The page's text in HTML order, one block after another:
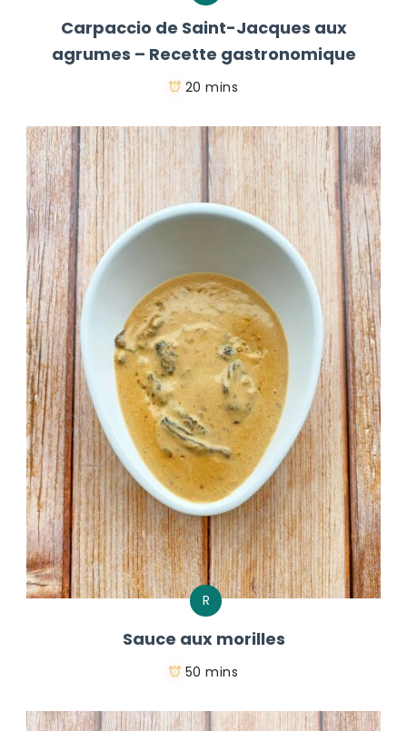
Carpaccio de Saint-Jacques aux
agrumes – Recette gastronomique
20 mins
R
Sauce aux morilles
50 mins